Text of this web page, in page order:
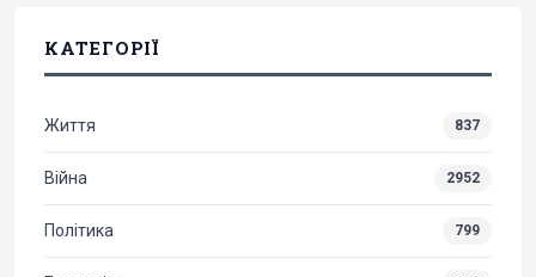
КАТЕГОРІЇ
Життя 837
Війна 2952
Політика 799